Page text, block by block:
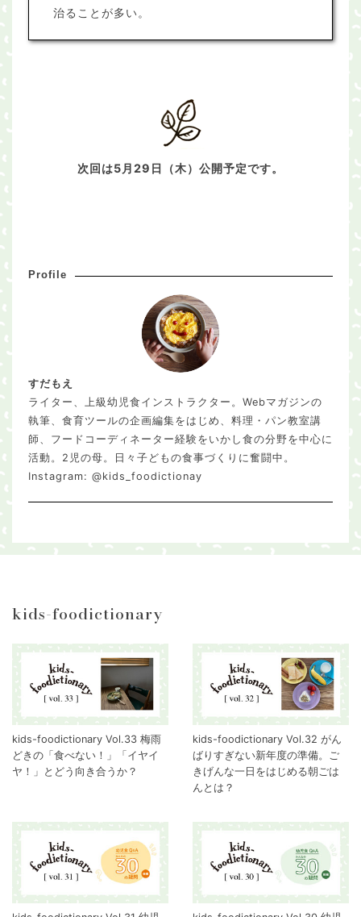
治ることが多い。
次回は5月29日（木）公開予定です。
Profile
すだもえ
ライター、上級幼児食インストラクター。Webマガジンの
執筆、食育ツールの企画編集をはじめ、料理・パン教室講
師、フードコーディネーター経験をいかし食の分野を中心に
活動。2児の母。日々子どもの食事づくりに奮闘中。
Instagram: @kids_foodictionay
kids-foodictionary
kids-foodictionary Vol.33 梅雨
どきの「食べない！」「イヤイ
ヤ！」とどう向き合うか？
kids-foodictionary Vol.32 がん
ばりすぎない新年度の準備。ご
きげんな一日をはじめる朝ごは
んとは？